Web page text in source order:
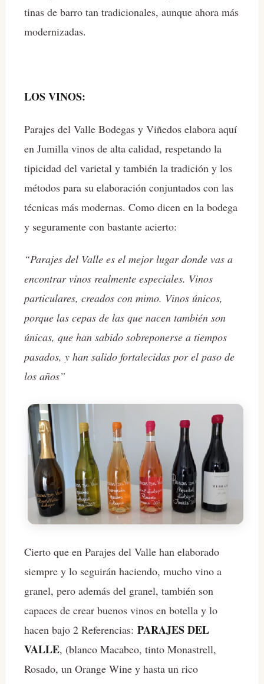
tinas de barro tan tradicionales, aunque ahora más
modernizadas.
LOS VINOS:
Parajes del Valle Bodegas y Viñedos elabora aquí
en Jumilla vinos de alta calidad, respetando la
tipicidad del varietal y también la tradición y los
métodos para su elaboración conjuntados con las
técnicas más modernas. Como dicen en la bodega
y seguramente con bastante acierto:
“Parajes del Valle es el mejor lugar donde vas a
encontrar vinos realmente especiales. Vinos
particulares, creados con mimo. Vinos únicos,
porque las cepas de las que nacen también son
únicas, que han sabido sobreponerse a tiempos
pasados, y han salido fortalecidas por el paso de
los años”
Cierto que en Parajes del Valle han elaborado
siempre y lo seguirán haciendo, mucho vino a
granel, pero además del granel, también son
capaces de crear buenos vinos en botella y lo
hacen bajo 2 Referencias: PARAJES DEL
VALLE, (blanco Macabeo, tinto Monastrell,
Rosado, un Orange Wine y hasta un rico